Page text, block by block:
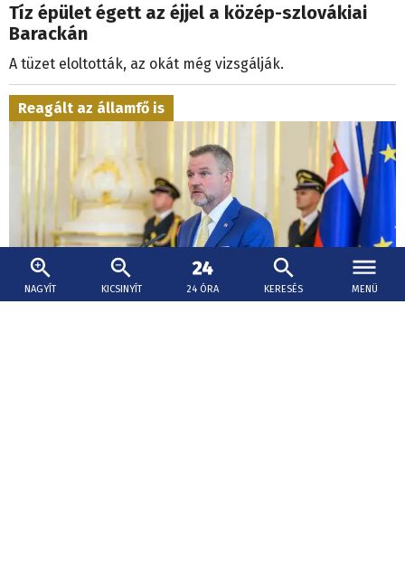
NAGYÍT KICSINYÍT 24 ÓRA KERESÉS MENÜ
Tíz épület égett az éjjel a közép-szlovákiai
Barackán
A tüzet eloltották, az okát még vizsgálják.
Reagált az államfő is